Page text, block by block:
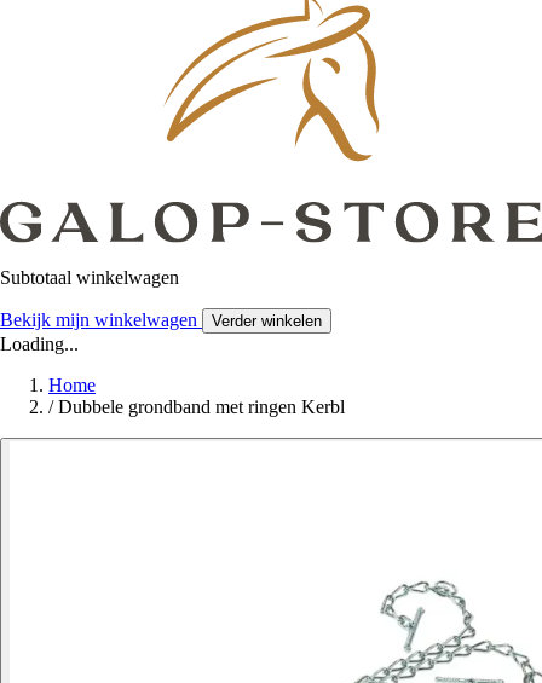
Subtotaal winkelwagen
Bekijk mijn winkelwagen Verder winkelen
Loading...
Home
/ Dubbele grondband met ringen Kerbl